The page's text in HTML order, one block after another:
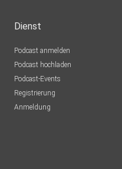
und Staub
einer
dünnen Scheibe wird. Im
der Frage
zu, was genau eigentlich
Dienst
Podcast anmelden
Podcast hochladen
Podcast-Events
Registrierung
Anmeldung